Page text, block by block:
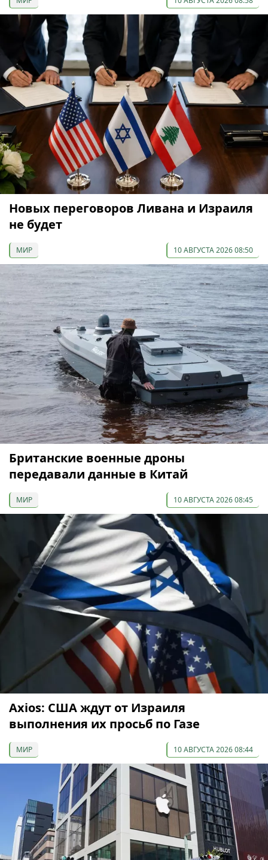
Новых переговоров Ливана и Израиля
не будет
МИР 10 АВГУСТА 2026 08:50
Британские военные дроны
передавали данные в Китай
МИР 10 АВГУСТА 2026 08:45
Axios: США ждут от Израиля
выполнения их просьб по Газе
МИР 10 АВГУСТА 2026 08:44